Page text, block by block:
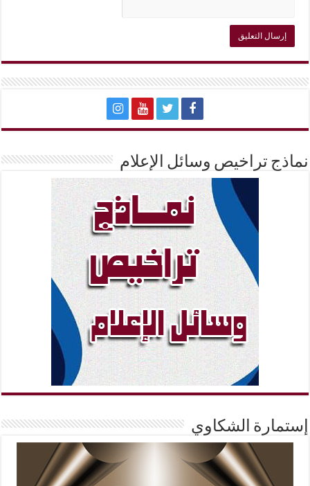
نماذج تراخيص وسائل الإعلام
إستمارة الشكاوي